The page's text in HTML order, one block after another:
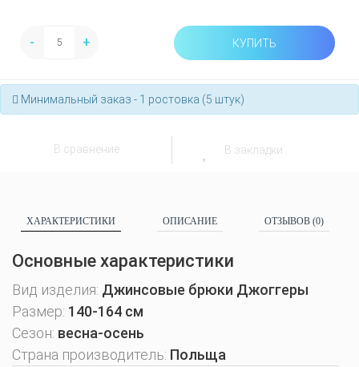
- + КУПИТЬ
Минимальный заказ - 1 ростовка (5 штук)
В сравнение В закладки
ХАРАКТЕРИСТИКИ ОПИСАНИЕ ОТЗЫВОВ (0)
Основные характеристики
Вид изделия: Джинсовые брюки Джоггеры
Размер: 140-164 см
Сезон: весна-осень
Страна производитель: Польща